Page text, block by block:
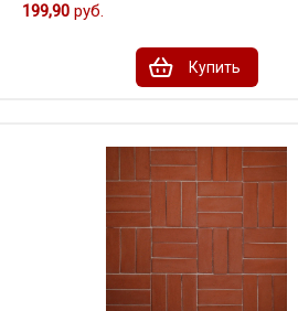
199,90 руб.
Купить